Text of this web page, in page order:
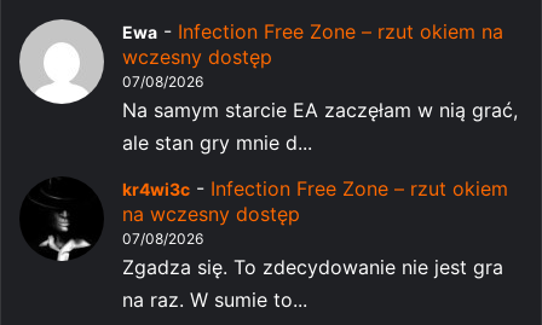
Ewa - Infection Free Zone – rzut okiem na
wczesny dostęp
07/08/2026
Na samym starcie EA zaczęłam w nią grać,
ale stan gry mnie d...
kr4wi3c - Infection Free Zone – rzut okiem
na wczesny dostęp
07/08/2026
Zgadza się. To zdecydowanie nie jest gra
na raz. W sumie to...